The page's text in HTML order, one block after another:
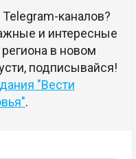
каналов?
и интересные
в новом
подписывайся!
"Вести
.